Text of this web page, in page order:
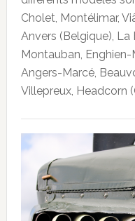
Cholet, Montélimar,
Anvers (Belgique), La
Montauban,
Angers-Marcé,
Villepreux, Headcorn